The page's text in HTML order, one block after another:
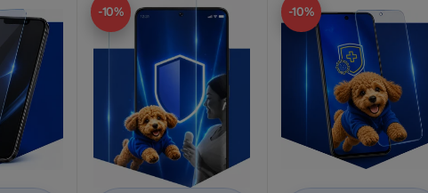
-10% -10%